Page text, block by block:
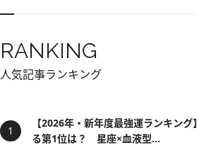
RANKING
人気記事ランキング
【2026年・新年度最強運ランキング
る第1位は？ 星座×血液型...